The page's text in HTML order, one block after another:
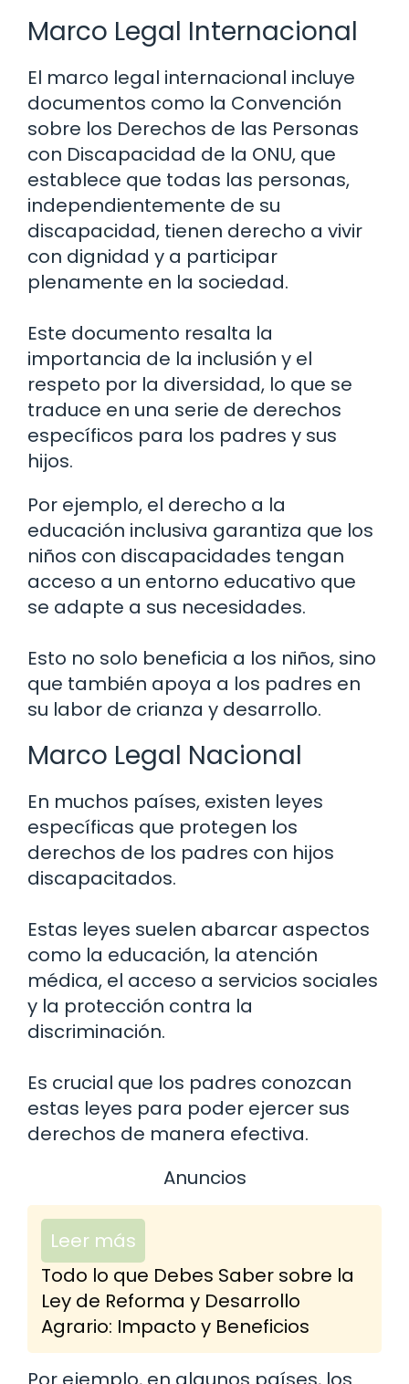
Marco Legal Internacional
El marco legal internacional incluye
documentos como la Convención
sobre los Derechos de las Personas
con Discapacidad de la ONU, que
establece que todas las personas,
independientemente de su
discapacidad, tienen derecho a vivir
con dignidad y a participar
plenamente en la sociedad.
Este documento resalta la
importancia de la inclusión y el
respeto por la diversidad, lo que se
traduce en una serie de derechos
específicos para los padres y sus
hijos.
Por ejemplo, el derecho a la
educación inclusiva garantiza que los
niños con discapacidades tengan
acceso a un entorno educativo que
se adapte a sus necesidades.
Esto no solo beneficia a los niños, sino
que también apoya a los padres en
su labor de crianza y desarrollo.
Marco Legal Nacional
En muchos países, existen leyes
específicas que protegen los
derechos de los padres con hijos
discapacitados.
Estas leyes suelen abarcar aspectos
como la educación, la atención
médica, el acceso a servicios sociales
y la protección contra la
discriminación.
Es crucial que los padres conozcan
estas leyes para poder ejercer sus
derechos de manera efectiva.
Anuncios
Leer más
Todo lo que Debes Saber sobre la
Ley de Reforma y Desarrollo
Agrario: Impacto y Beneficios